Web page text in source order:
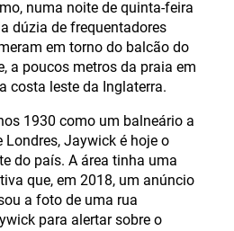
numa noite de quinta-feira
dúzia de frequentadores
em torno do balcão do
a poucos metros da praia em
costa leste da Inglaterra.
1930 como um balneário a
Londres, Jaywick é hoje o
do país. A área tinha uma
que, em 2018, um anúncio
a foto de uma rua
para alertar sobre o